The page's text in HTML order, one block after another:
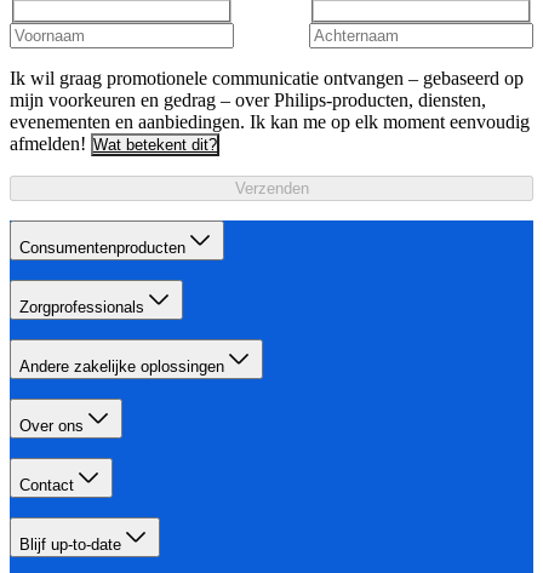
Ik wil graag promotionele communicatie ontvangen – gebaseerd op
mijn voorkeuren en gedrag – over Philips-producten, diensten,
evenementen en aanbiedingen. Ik kan me op elk moment eenvoudig
afmelden! Wat betekent dit?
Verzenden
Consumentenproducten
Zorgprofessionals
Andere zakelijke oplossingen
Over ons
Contact
Blijf up-to-date